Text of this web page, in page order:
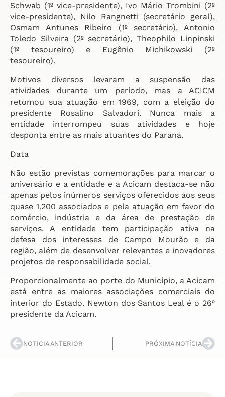
Schwab (1º vice-presidente), Ivo Mário Trombini (2º
vice-presidente), Nilo Rangnetti (secretário geral),
Osmam Antunes Ribeiro (1º secretário), Antonio
Toledo Silveira (2º secretário), Theophilo Linpinski
(1º tesoureiro) e Eugênio Michikowski (2º
tesoureiro).
Motivos diversos levaram a suspensão das
atividades durante um período, mas a ACICM
retomou sua atuação em 1969, com a eleição do
presidente Rosalino Salvadori. Nunca mais a
entidade interrompeu suas atividades e hoje
desponta entre as mais atuantes do Paraná.
Data
Não estão previstas comemorações para marcar o
aniversário e a entidade e a Acicam destaca-se não
apenas pelos inúmeros serviços oferecidos aos seus
quase 1.200 associados e pela atuação em favor do
comércio, indústria e da área de prestação de
serviços. A entidade tem participação ativa na
defesa dos interesses de Campo Mourão e da
região, além de desenvolver relevantes e inovadores
projetos de responsabilidade social.
Proporcionalmente ao porte do Município, a Acicam
está entre as maiores associações comerciais do
interior do Estado. Newton dos Santos Leal é o 26º
presidente da Acicam.
NOTÍCIA ANTERIOR PRÓXIMA NOTÍCIA